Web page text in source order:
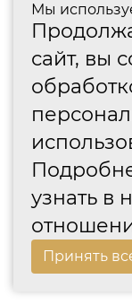
Мы
сайт, вы
узнать в
Принять